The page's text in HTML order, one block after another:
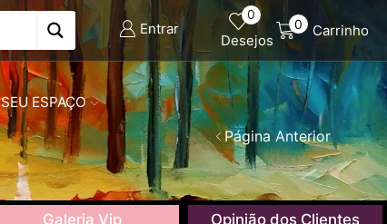
Entrar
0
Desejos
0 Carrinho
SEU ESPAÇO
Página Anterior
Galeria Vip Opinião dos Clientes